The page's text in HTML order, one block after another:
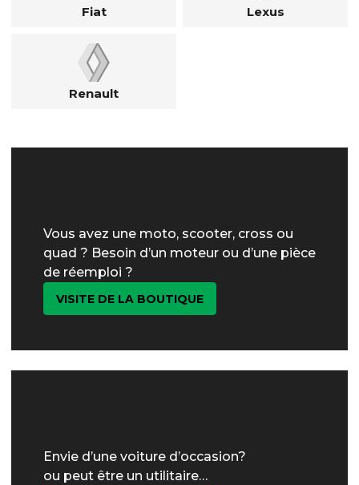
Fiat Lexus
Renault
Vous avez une moto, scooter, cross ou
quad ? Besoin d’un moteur ou d’une pièce
de réemploi ?
VISITE DE LA BOUTIQUE
Envie d’une voiture d’occasion?
ou peut être un utilitaire…